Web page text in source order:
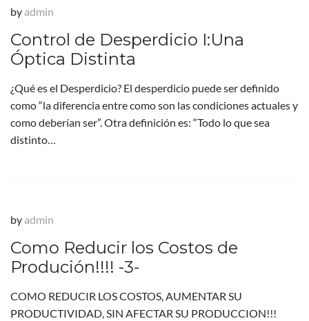
by admin
Control de Desperdicio I:Una
Óptica Distinta
¿Qué es el Desperdicio? El desperdicio puede ser definido
como “la diferencia entre como son las condiciones actuales y
como deberían ser”. Otra definición es: “Todo lo que sea
distinto…
by admin
Como Reducir los Costos de
Produción!!!! -3-
COMO REDUCIR LOS COSTOS, AUMENTAR SU
PRODUCTIVIDAD, SIN AFECTAR SU PRODUCCION!!!